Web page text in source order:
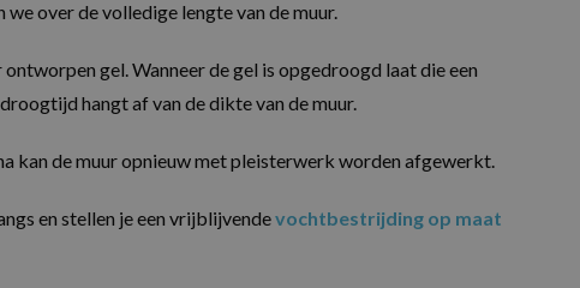
over de volledige lengte van de muur.
gel. Wanneer de gel is opgedroogd laat die een
hangt af van de dikte van de muur.
kan de muur opnieuw met pleisterwerk worden afgewerkt.
en stellen je een vrijblijvendevochtbestrijding op maat